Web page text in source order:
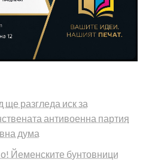
разгледа иск за
антивоенна партия
дума
Йеменските бунтовници